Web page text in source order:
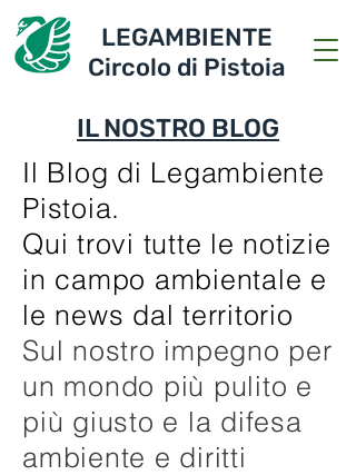
LEGAMBIENTE
Circolo di Pistoia
IL NOSTRO BLOG
Il Blog di Legambiente
Pistoia.
Qui trovi tutte le notizie
in campo ambientale e
le news dal territorio
Sul nostro impegno per
un mondo più pulito e
più giusto e la difesa
ambiente e diritti